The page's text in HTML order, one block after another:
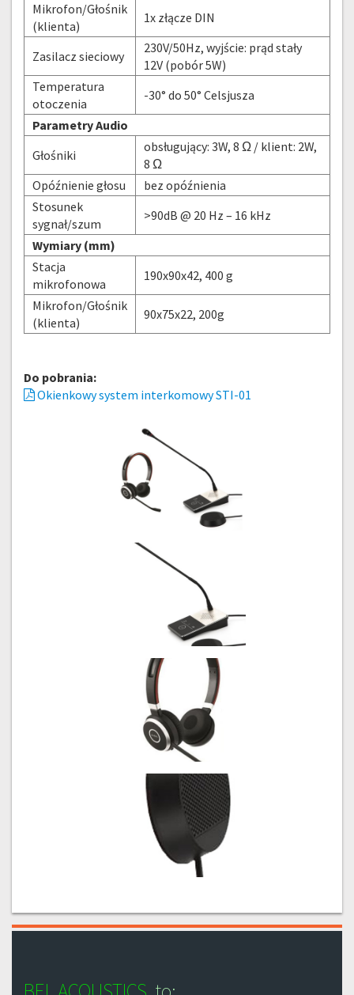
Mikrofon/Głośnik
(klienta)
1x złącze DIN
Zasilacz sieciowy
230V/50Hz, wyjście: prąd stały
12V (pobór 5W)
Temperatura
otoczenia
-30° do 50° Celsjusza
Parametry Audio
Głośniki
obsługujący: 3W, 8 Ω / klient: 2W,
8 Ω
Opóźnienie głosu
bez opóźnienia
Stosunek
sygnał/szum
>90dB @ 20 Hz – 16 kHz
Wymiary (mm)
Stacja
mikrofonowa
190x90x42, 400 g
Mikrofon/Głośnik
(klienta)
90x75x22, 200g
Do pobrania:
Okienkowy system interkomowy STI-01